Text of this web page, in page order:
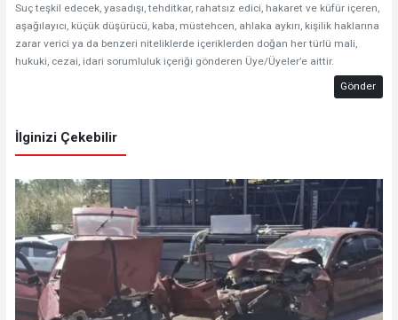
Suç teşkil edecek, yasadışı, tehditkar, rahatsız edici, hakaret ve küfür içeren,
aşağılayıcı, küçük düşürücü, kaba, müstehcen, ahlaka aykırı, kişilik haklarına
zarar verici ya da benzeri niteliklerde içeriklerden doğan her türlü mali,
hukuki, cezai, idari sorumluluk içeriği gönderen Üye/Üyeler’e aittir.
Gönder
İlginizi Çekebilir